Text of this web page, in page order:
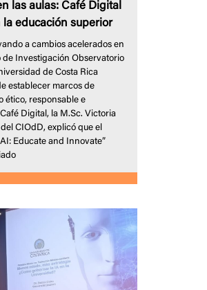
las aulas: Café Digital
educación superior
a cambios acelerados en
de Investigación Observatorio
de Costa Rica
establecer marcos de
ético, responsable e
Digital, la M.Sc. Victoria
CIOdD, explicó que el
Educate and Innovate”